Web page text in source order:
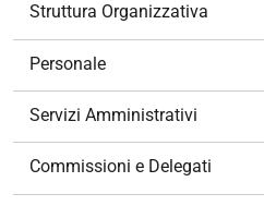
Struttura Organizzativa
Personale
Servizi Amministrativi
Commissioni e Delegati